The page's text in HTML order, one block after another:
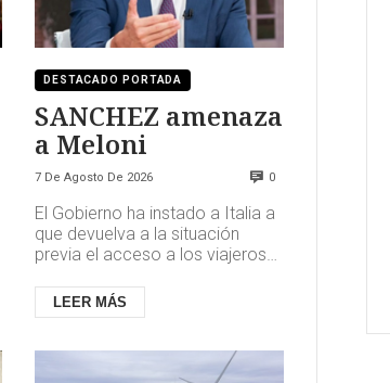
DESTACADO PORTADA
SANCHEZ amenaza
a Meloni
7 De Agosto De 2026 0
El Gobierno ha instado a Italia a
que devuelva a la situación
previa el acceso a los viajeros
de agosto Pedro Sánch...
LEER MÁS